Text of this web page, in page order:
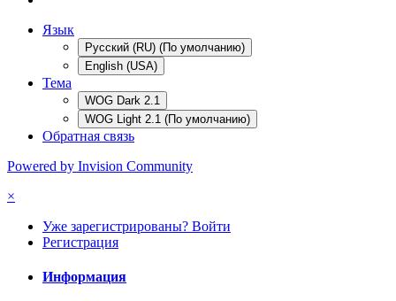
Язык
Русский (RU) (По умолчанию)
English (USA)
Тема
WOG Dark 2.1
WOG Light 2.1 (По умолчанию)
Обратная связь
Powered by Invision Community
×
Уже зарегистрированы? Войти
Регистрация
Информация